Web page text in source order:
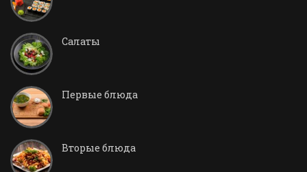
Салаты
Первые блюда
Вторые блюда